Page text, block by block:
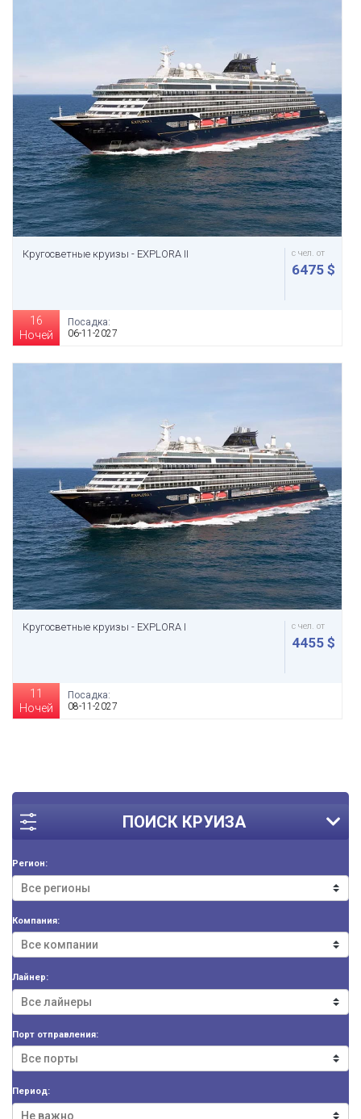
ПОИСК КРУИЗА
Регион:
Компания:
Лайнер:
Порт отправления:
Период:
Кругосветные круизы - EXPLORA II с чел. от
6475 $
16
Ночей
Посадка:
06-11-2027
Кругосветные круизы - EXPLORA I с чел. от
4455 $
11
Ночей
Посадка:
08-11-2027